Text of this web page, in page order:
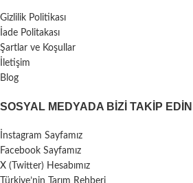
Gizlilik Politikası
İade Politakası
Şartlar ve Koşullar
İletişim
Blog
SOSYAL MEDYADA BIZI TAKIP EDIN
İnstagram Sayfamız
Facebook Sayfamız
X (Twitter) Hesabımız
Türkiye’nin Tarım Rehberi